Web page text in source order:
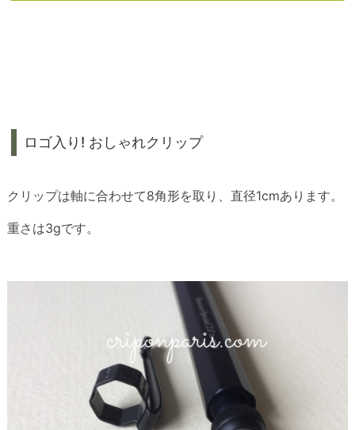
ロゴ入り! おしゃれクリップ
クリップは軸に合わせて8角形を取り、直径1cmあります。
重さは3gです。